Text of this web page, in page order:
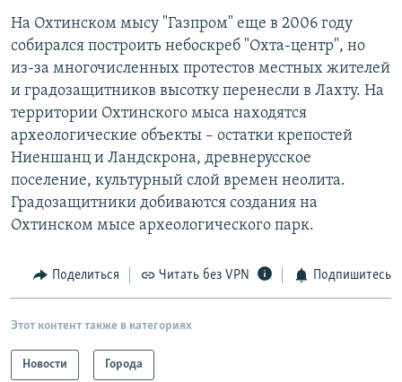
На Охтинском мысу "Газпром" еще в 2006 году
собирался построить небоскреб "Охта-центр", но
из-за многочисленных протестов местных жителей
и градозащитников высотку перенесли в Лахту. На
территории Охтинского мыса находятся
археологические объекты – остатки крепостей
Ниеншанц и Ландскрона, древнерусское
поселение, культурный слой времен неолита.
Градозащитники добиваются создания на
Охтинском мысе археологического парк.
Поделиться Читать без VPN Подпишитесь
Этот контент также в категориях
Новости Города